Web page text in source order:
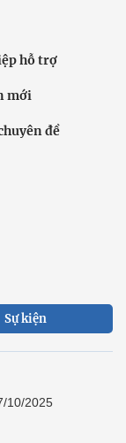
hỗ trợ
mới
đề
Sự kiện
10/2025